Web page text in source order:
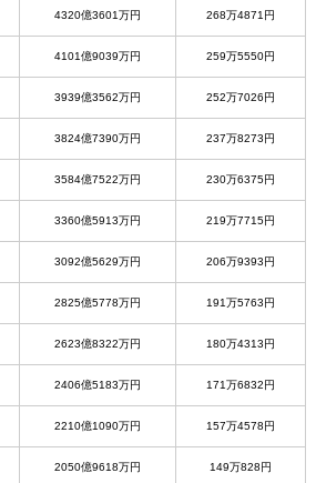
4320億3601万円 268万4871円
4101億9039万円 259万5550円
3939億3562万円 252万7026円
3824億7390万円 237万8273円
3584億7522万円 230万6375円
3360億5913万円 219万7715円
3092億5629万円 206万9393円
2825億5778万円 191万5763円
2623億8322万円 180万4313円
2406億5183万円 171万6832円
2210億1090万円 157万4578円
2050億9618万円 149万828円